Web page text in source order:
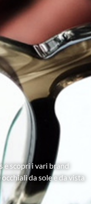
e scopri i vari brand
da sole e da vista